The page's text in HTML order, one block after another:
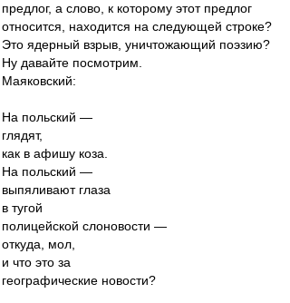
предлог, а слово, к которому этот предлог
относится, находится на следующей строке?
Это ядерный взрыв, уничтожающий поэзию?
Ну давайте посмотрим.
Маяковский:
На польский —
глядят,
как в афишу коза.
На польский —
выпяливают глаза
в тугой
полицейской слоновости —
откуда, мол,
и что это за
географические новости?